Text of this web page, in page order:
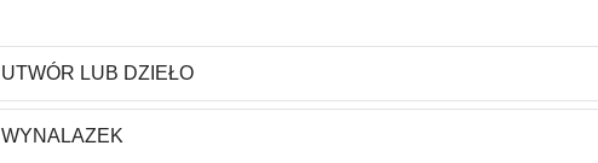
UTWÓR LUB DZIEŁO
WYNALAZEK